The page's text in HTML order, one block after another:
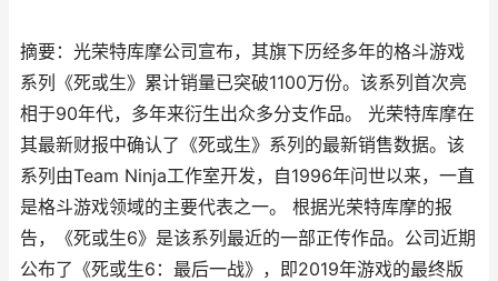
摘要：光荣特库摩公司宣布，其旗下历经多年的格斗游戏
系列《死或生》累计销量已突破1100万份。该系列首次亮
相于90年代，多年来衍生出众多分支作品。 光荣特库摩在
其最新财报中确认了《死或生》系列的最新销售数据。该
系列由Team Ninja工作室开发，自1996年问世以来，一直
是格斗游戏领域的主要代表之一。 根据光荣特库摩的报
告，《死或生6》是该系列最近的一部正传作品。公司近期
公布了《死或生6：最后一战》，即2019年游戏的最终版